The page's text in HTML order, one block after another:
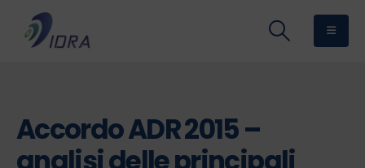
Accordo ADR 2015 –